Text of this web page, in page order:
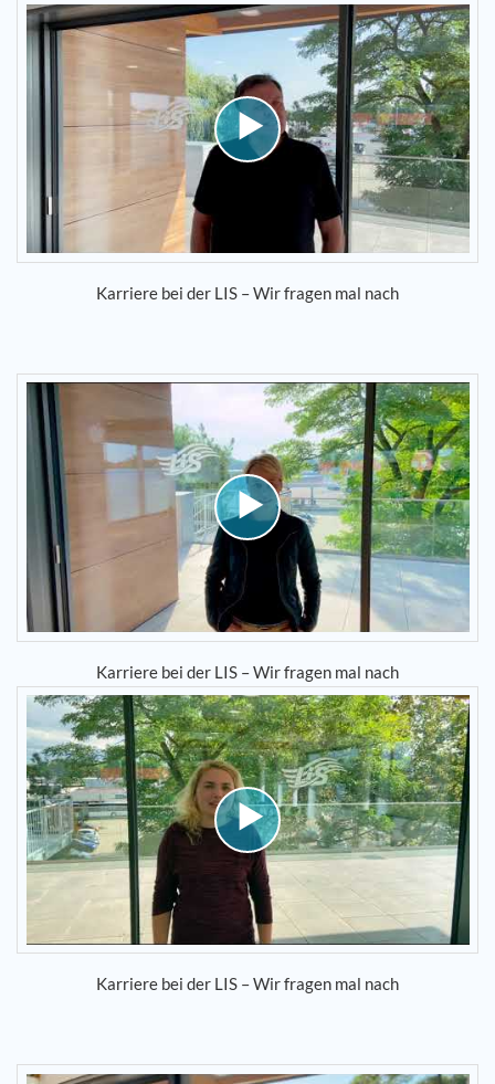
Karriere bei der LIS – Wir fragen mal nach
Karriere bei der LIS – Wir fragen mal nach
Karriere bei der LIS – Wir fragen mal nach